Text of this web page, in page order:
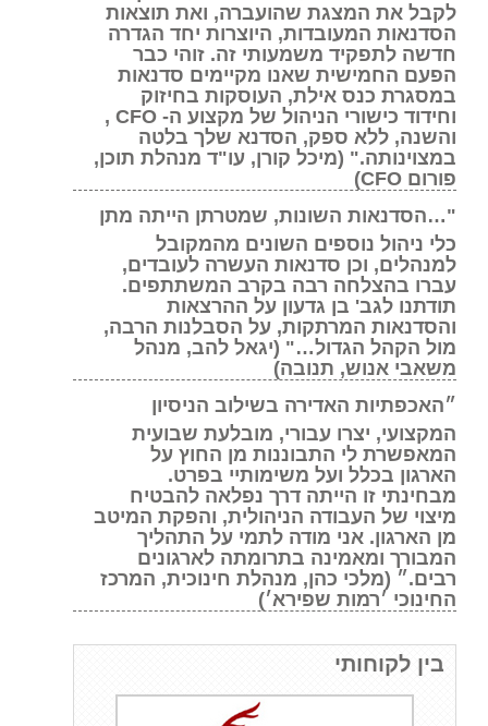
לקבל את המצגת שהועברה, ואת תוצאות
הסדנאות המעובדות, היוצרות יחד הגדרה
חדשה לתפקיד משמעותי זה. זוהי כבר
הפעם החמישית שאנו מקיימים סדנאות
במסגרת כנס אילת, העוסקות בחיזוק
והשנה, ללא ספק, הסדנא שלך בלטה
במצוינותה." (מיכל קורן, עו"ד מנהלת תוכן,
פורום CFO)
"…הסדנאות השונות, שמטרתן הייתה מתן
כלי ניהול נוספים השונים מהמקובל
למנהלים, וכן סדנאות העשרה לעובדים,
עברו בהצלחה רבה בקרב המשתתפים.
תודתנו לגב' בן גדעון על ההרצאות
והסדנאות המרתקות, על הסבלנות הרבה,
מול הקהל הגדול…" (יגאל להב, מנהל
משאבי אנוש, תנובה)
״האכפתיות האדירה בשילוב הניסיון
המקצועי, יצרו עבורי, מובלעת שבועית
המאפשרת לי התבוננות מן החוץ על
הארגון בכלל ועל משימותיי בפרט.
מבחינתי זו הייתה דרך נפלאה להבטיח
מיצוי של העבודה הניהולית, והפקת המיטב
מן הארגון. אני מודה לתמי על התהליך
המבורך ומאמינה בתרומתה לארגונים
רבים.״ (מלכי כהן, מנהלת חינוכית, המרכז
החינוכי ׳רמות שפירא׳)
בין לקוחותי